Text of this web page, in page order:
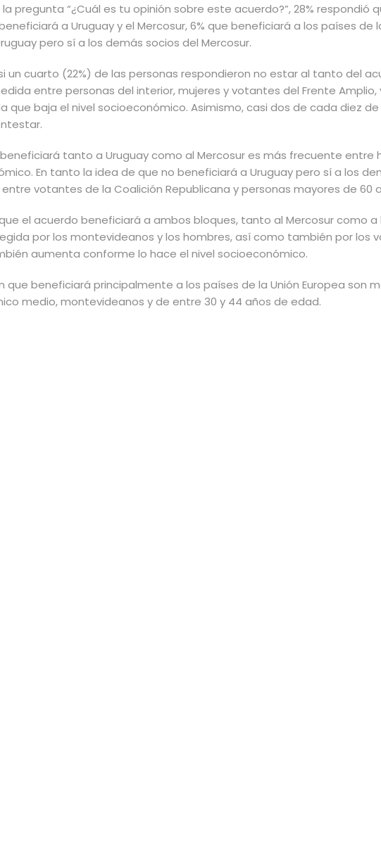
pregunta “¿Cuál es tu opinión sobre este acuerdo?”, 28% respondió
a Uruguay y el Mercosur, 6% que beneficiará a los países de
pero sí a los demás socios del Mercosur.
un cuarto (22%) de las personas respondieron no estar al tanto del
entre personas del interior, mujeres y votantes del Frente
que baja el nivel socioeconómico. Asimismo, casi dos de cada diez
tanto a Uruguay como al Mercosur es más frecuente entre
En tanto la idea de que no beneficiará a Uruguay pero sí a los
votantes de la Coalición Republicana y personas mayores de 60
el acuerdo beneficiará a ambos bloques, tanto al Mercosur como a
por los montevideanos y los hombres, así como también por los
aumenta conforme lo hace el nivel socioeconómico.
que beneficiará principalmente a los países de la Unión Europea son
medio, montevideanos y de entre 30 y 44 años de edad.